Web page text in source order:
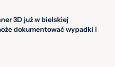
3D już w bielskiej
dokumentować wypadki i